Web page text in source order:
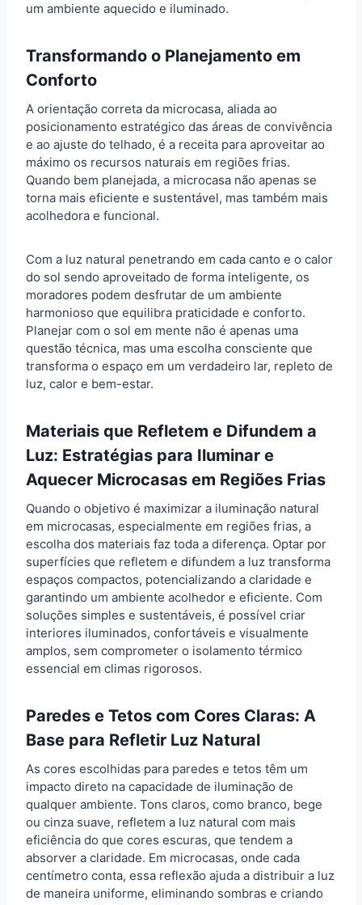
um ambiente aquecido e iluminado.
Transformando o Planejamento em
Conforto
A orientação correta da microcasa, aliada ao
posicionamento estratégico das áreas de convivência
e ao ajuste do telhado, é a receita para aproveitar ao
máximo os recursos naturais em regiões frias.
Quando bem planejada, a microcasa não apenas se
torna mais eficiente e sustentável, mas também mais
acolhedora e funcional.
Com a luz natural penetrando em cada canto e o calor
do sol sendo aproveitado de forma inteligente, os
moradores podem desfrutar de um ambiente
harmonioso que equilibra praticidade e conforto.
Planejar com o sol em mente não é apenas uma
questão técnica, mas uma escolha consciente que
transforma o espaço em um verdadeiro lar, repleto de
luz, calor e bem-estar.
Materiais que Refletem e Difundem a
Luz: Estratégias para Iluminar e
Aquecer Microcasas em Regiões Frias
Quando o objetivo é maximizar a iluminação natural
em microcasas, especialmente em regiões frias, a
escolha dos materiais faz toda a diferença. Optar por
superfícies que refletem e difundem a luz transforma
espaços compactos, potencializando a claridade e
garantindo um ambiente acolhedor e eficiente. Com
soluções simples e sustentáveis, é possível criar
interiores iluminados, confortáveis e visualmente
amplos, sem comprometer o isolamento térmico
essencial em climas rigorosos.
Paredes e Tetos com Cores Claras: A
Base para Refletir Luz Natural
As cores escolhidas para paredes e tetos têm um
impacto direto na capacidade de iluminação de
qualquer ambiente. Tons claros, como branco, bege
ou cinza suave, refletem a luz natural com mais
eficiência do que cores escuras, que tendem a
absorver a claridade. Em microcasas, onde cada
centímetro conta, essa reflexão ajuda a distribuir a luz
de maneira uniforme, eliminando sombras e criando